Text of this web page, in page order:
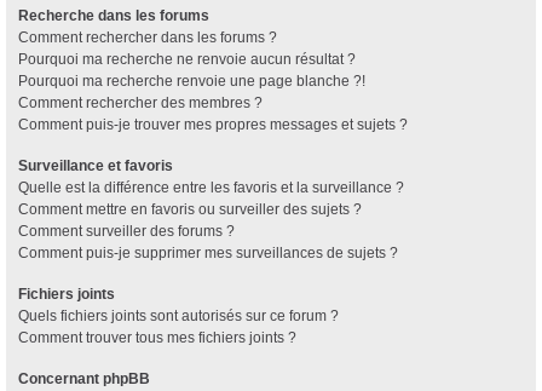
Recherche dans les forums
Comment rechercher dans les forums ?
Pourquoi ma recherche ne renvoie aucun résultat ?
Pourquoi ma recherche renvoie une page blanche ?!
Comment rechercher des membres ?
Comment puis-je trouver mes propres messages et sujets ?
Surveillance et favoris
Quelle est la différence entre les favoris et la surveillance ?
Comment mettre en favoris ou surveiller des sujets ?
Comment surveiller des forums ?
Comment puis-je supprimer mes surveillances de sujets ?
Fichiers joints
Quels fichiers joints sont autorisés sur ce forum ?
Comment trouver tous mes fichiers joints ?
Concernant phpBB